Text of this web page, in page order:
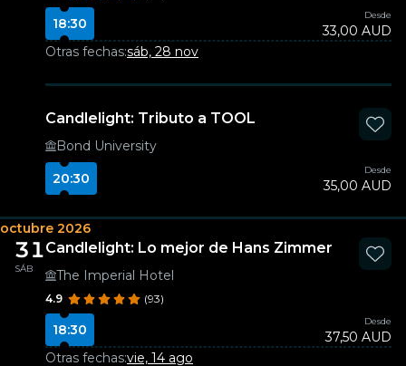
18:30
Desde
33,00 AUD
Otras fechas:sáb, 28 nov
Candlelight: Tributo a TOOL
Bond University
20:30
Desde
35,00 AUD
octubre 2026
31
SÁB
Candlelight: Lo mejor de Hans Zimmer
The Imperial Hotel
4.9 (93)
18:30
Desde
37,50 AUD
Otras fechas:vie, 14 ago